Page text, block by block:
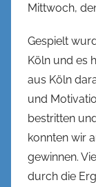
Mittwoch,
Gespielt
Köln und es
aus Köln
und
bestritten
konnten wir
gewinnen.
durch die